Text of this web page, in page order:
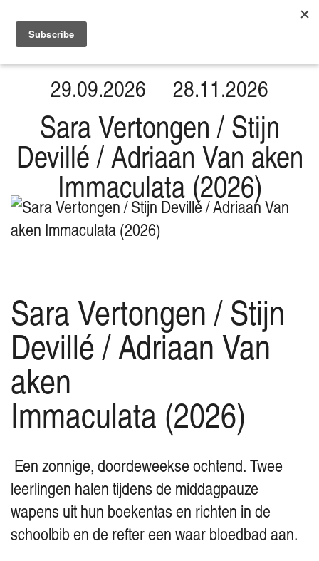
Sara Vertongen / Stijn
Devillé / Adriaan Van aken
Immaculata (2026)
29.09.2026 28.11.2026
Sara Vertongen / Stijn
Devillé / Adriaan Van
aken
Immaculata (2026)
Een zonnige, doordeweekse ochtend. Twee
leerlingen halen tijdens de middagpauze
wapens uit hun boekentas en richten in de
schoolbib en de refter een waar bloedbad aan.